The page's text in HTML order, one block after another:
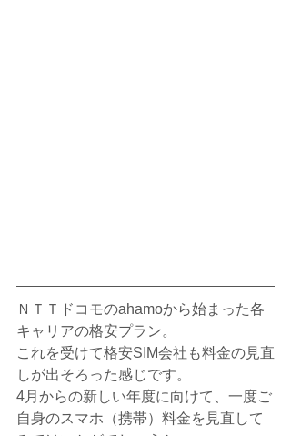
ＮＴＴドコモのahamoから始まった各
キャリアの格安プラン。
これを受けて格安SIM会社も料金の見直
しが出そろった感じです。
4月からの新しい年度に向けて、一度ご
自身のスマホ（携帯）料金を見直して